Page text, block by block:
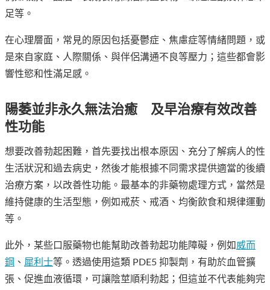
足等。
在心理層面，常見的原因包括憂鬱症、焦慮症等情緒問題，或
是來自家庭、人際關係、與伴侶溝通不良等壓力；這些都會影
響性慾和性滿足感。
陽萎並非永久無法治癒 及早治療有效改善
性功能
想要改善勃起困難，首先要找出根本原因、充分了解病人的性
生活狀況和過去病史，然後才能根據不同需求提供適當的後續
治療方案，以改善性功能。最基本的非藥物處理方式，當然是
維持健康的生活型態，例如戒菸、戒酒、均衡飲食和規律運動
等。
此外，某些口服藥物也能幫助改善勃起功能障礙，例如威而
鋼 、 犀利士等。透過使用這類 PDE5 抑製劑，有助於血管擴
張、促進血液循環，可讓陰莖順利勃起；但這並不代表能夠完